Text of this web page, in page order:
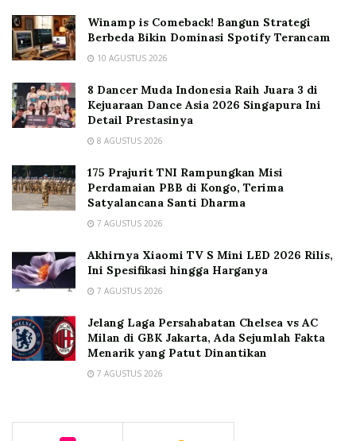
Winamp is Comeback! Bangun Strategi
Berbeda Bikin Dominasi Spotify Terancam
10 AGUSTUS 2026
8 Dancer Muda Indonesia Raih Juara 3 di
Kejuaraan Dance Asia 2026 Singapura Ini
Detail Prestasinya
8 AGUSTUS 2026
175 Prajurit TNI Rampungkan Misi
Perdamaian PBB di Kongo, Terima
Satyalancana Santi Dharma
7 AGUSTUS 2026
Akhirnya Xiaomi TV S Mini LED 2026 Rilis,
Ini Spesifikasi hingga Harganya
7 AGUSTUS 2026
Jelang Laga Persahabatan Chelsea vs AC
Milan di GBK Jakarta, Ada Sejumlah Fakta
Menarik yang Patut Dinantikan
7 AGUSTUS 2026